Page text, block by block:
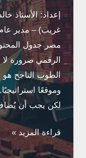
إعداد: الأستاذ
غريب) – مدير عام
مصر جدول
الرقمي ضرورة
الطوب الناجح هو
وموقعًا
لكن يجب أن
التسويق
الرقمي
قراءة المزيد »